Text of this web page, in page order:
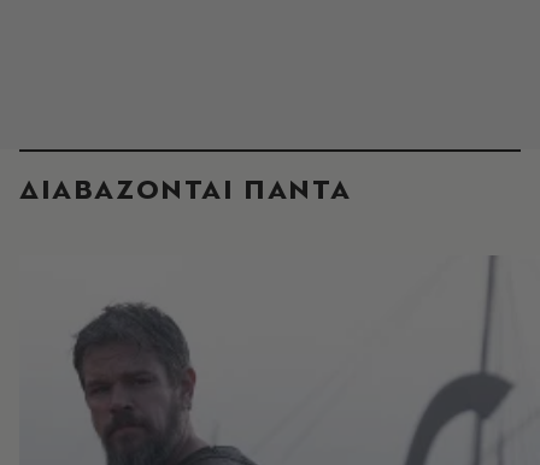
ΔΙΑΒΑΖΟΝΤΑΙ ΠΑΝΤΑ